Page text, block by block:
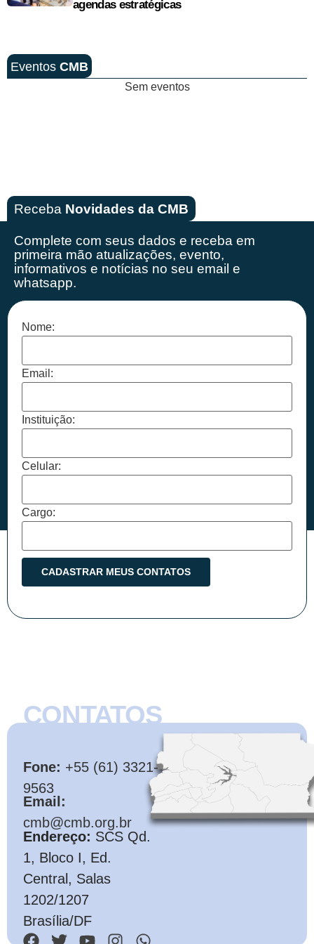
agendas estratégicas
Eventos CMB
Sem eventos
Receba Novidades da CMB
Complete com seus dados e receba em
primeira mão atualizações, evento,
informativos e notícias no seu email e
whatsapp.
Nome:
Email:
Instituição:
Celular:
Cargo:
CONTATOS
Fone: +55 (61) 3321-
9563
Email:
cmb@cmb.org.br
Endereço: SCS Qd.
1, Bloco I, Ed.
Central, Salas
1202/1207
Brasília/DF